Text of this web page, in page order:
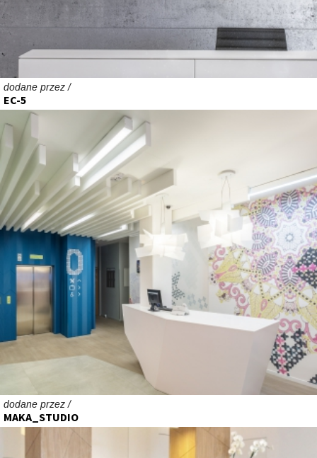
dodane przez /
EC-5
dodane przez /
MAKA_STUDIO